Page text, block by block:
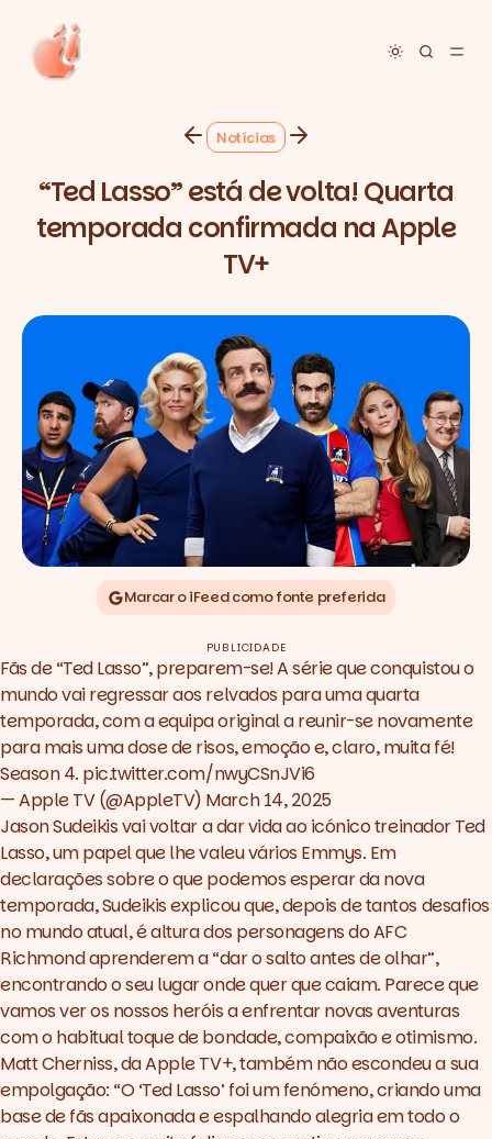
Toggle
Notícias
“Ted Lasso” está de volta! Quarta
temporada confirmada na Apple
TV+
Marcar o iFeed como fonte preferida
PUBLICIDADE
Fãs de “Ted Lasso”, preparem-se! A série que conquistou o
mundo vai regressar aos relvados para uma quarta
temporada, com a equipa original a reunir-se novamente
para mais uma dose de risos, emoção e, claro, muita fé!
Season 4. pic.twitter.com/nwyCSnJVi6
— Apple TV (@AppleTV) March 14, 2025
Jason Sudeikis vai voltar a dar vida ao icónico treinador Ted
Lasso, um papel que lhe valeu vários Emmys. Em
declarações sobre o que podemos esperar da nova
temporada, Sudeikis explicou que, depois de tantos desafios
no mundo atual, é altura dos personagens do AFC
Richmond aprenderem a “dar o salto antes de olhar”,
encontrando o seu lugar onde quer que caiam. Parece que
vamos ver os nossos heróis a enfrentar novas aventuras
com o habitual toque de bondade, compaixão e otimismo.
Matt Cherniss, da Apple TV+, também não escondeu a sua
empolgação: “O ‘Ted Lasso’ foi um fenómeno, criando uma
base de fãs apaixonada e espalhando alegria em todo o